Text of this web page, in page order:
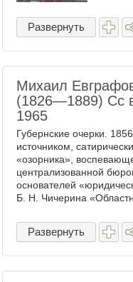
Развернуть
Михаил
(1826—1889) Сс
1965
Губернские очерки.
источником,
«озорника»,
централизованной
основателей
Б. Н. Чичерина
Развернуть